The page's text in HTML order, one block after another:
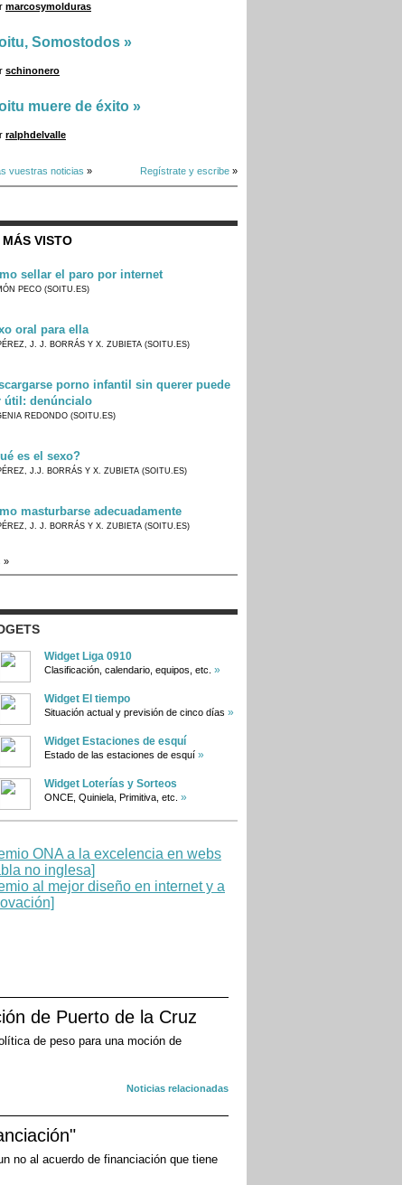
marcosymolduras
Somostodos »
schinonero
muere de éxito »
ralphdelvalle
vuestras noticias » Regístrate y escribe »
MÁS VISTO
sellar el paro por internet
PECO (SOITU.ES)
oral para ella
J. J. BORRÁS Y X. ZUBIETA (SOITU.ES)
porno infantil sin querer puede
útil: denúncialo
REDONDO (SOITU.ES)
es el sexo?
J.J. BORRÁS Y X. ZUBIETA (SOITU.ES)
masturbarse adecuadamente
J. J. BORRÁS Y X. ZUBIETA (SOITU.ES)
»
Widget Liga 0910
Clasificación, calendario, equipos, etc. »
Widget El tiempo
Situación actual y previsión de cinco días »
Widget Estaciones de esquí
Estado de las estaciones de esquí »
Widget Loterías y Sorteos
ONCE, Quiniela, Primitiva, etc. »
de Puerto de la Cruz
de peso para una moción de
Noticias relacionadas
no al acuerdo de financiación que tiene